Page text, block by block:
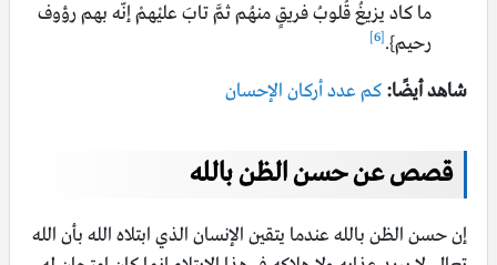
ما كاد يزيغُ قُلوبُ فريقٍ منهُم ثمَّ تابَ عليْهمْ إنّه بهم رؤوف
رحيم}.[6]
شاهد أيضًا: كم عدد أركان الإحسان
قصص عن حسن الظن بالله
إن حسن الظن بالله عندما يتقين الإنسان الذي ابتلاه الله بأن الله